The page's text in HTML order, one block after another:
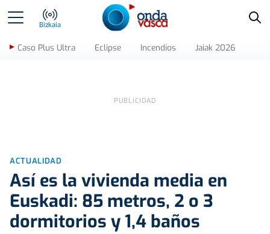
Bizkaia
Caso Plus Ultra Eclipse Incendios Jaiak 2026
ACTUALIDAD
Así es la vivienda media en
Euskadi: 85 metros, 2 o 3
dormitorios y 1,4 baños